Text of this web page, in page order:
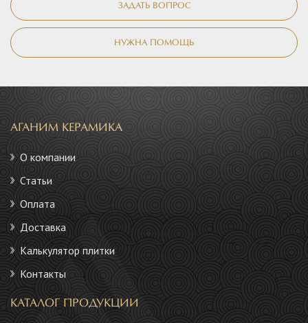
ЗАДАТЬ ВОПРОС
НУЖНА ПОМОЩЬ
АГАНИМ КЕРАМИКА
О компании
Статьи
Оплата
Доставка
Калькулятор плитки
Контакты
КАТАЛОГ ПРОДУКЦИИ